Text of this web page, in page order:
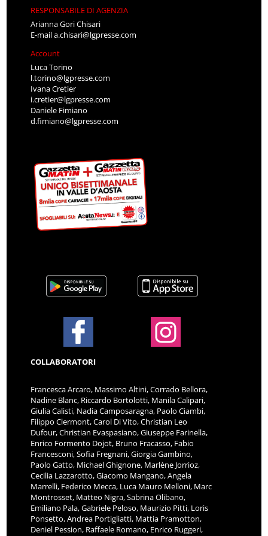
RESPONSABILE DI AGENZIA
Arianna Gori Chisari
E-maila.chisari@lgpresse.com
Account
Luca Torino
l.torino@lgpresse.com
Ivana Cretier
i.cretier@lgpresse.com
Daniele Fimiano
d.fimiano@lgpresse.com
COLLABORATORI
Francesca Arcaro, Massimo Altini, Corrado Bellora,
Nadine Blanc, Riccardo Bortolotti, Manila Calipari,
Giulia Calisti, Nadia Camposaragna, Paolo Ciambi,
Filippo Clermont, Carol Di Vito, Christian Leo
Dufour, Christian Evaspasiano, Giuseppe Farinella,
Enrico Formento Dojot, Bruno Fracasso, Fabio
Francesconi, Sofia Fregnani, Giorgia Gambino,
Paolo Gatto, Michael Ghignone, Marlène Jorrioz,
Cecilia Lazzarotto, Giacomo Mangano, Angela
Marrelli, Federico Mecca, Luca Mauro Melloni, Marc
Montrosset, Matteo Nigra, Sabrina Olibano,
Emiliano Pala, Gabriele Peloso, Maurizio Pitti, Loris
Ponsetto, Andrea Portigliatti, Mattia Pramotton,
Deniel Pession, Raffaele Romano, Enrico Ruggeri,